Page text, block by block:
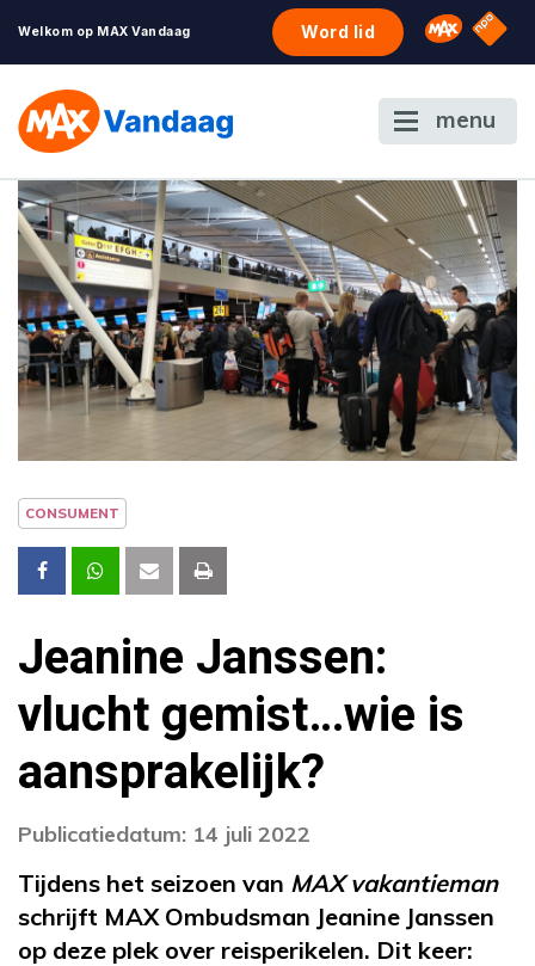
Welkom op MAX Vandaag Word lid Omroep
NPO
menu
CONSUMENT
Jeanine Janssen:
vlucht gemist…wie is
aansprakelijk?
Publicatiedatum: 14 juli 2022
Tijdens het seizoen van MAX vakantieman
schrijft MAX Ombudsman Jeanine Janssen
op deze plek over reisperikelen. Dit keer: